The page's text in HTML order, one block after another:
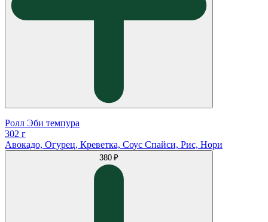
Ролл Эби темпура
302 г
Авокадо, Огурец, Креветка, Соус Спайси, Рис, Нори
380 ₽